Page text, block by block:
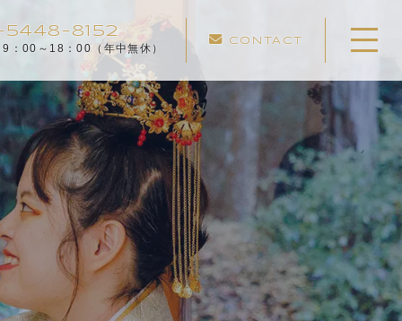
8152
：00～18：00（年中無休）
CONTACT
ホーム
ちいさなふしぎについて
サービスのご案内
サービスのご体験談
ご利用の流れ
よくある質問